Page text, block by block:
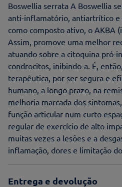
Boswellia serrata A Boswellia
anti-inflamatório, antiartrítico e
como composto ativo, o AKBA
Assim, promove uma melhor
atuando sobre a citoquina pró-
condrocitos, inibindo-a. É,
terapêutica, por ser segura e
humano, a longo prazo, na
melhoria marcada dos
função articular num curto
regular de exercício de alto
muitas vezes a lesões e a
inflamação, dores e limitação
Entrega e devolução